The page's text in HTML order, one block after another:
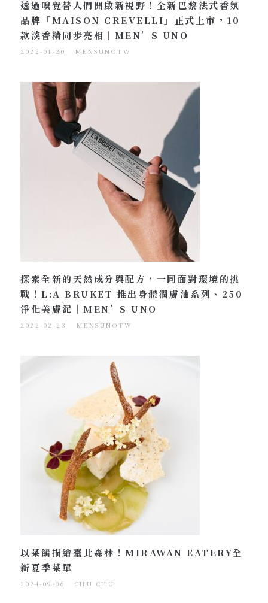
透過嗅覺替人們開啟新視野！全新巴黎法式香氛
品牌「MAISON CREVELLI」正式上市，10
款淡香精同步亮相｜MEN’S UNO
2022-01-20 MENSUNOTW
探索全新的天然成分與配方，一同面對環境的挑
戰！L:A BRUKET 推出身體潤膚油系列、250
淨化美膚泥｜MEN’S UNO
2022-02-23 MENSUNOTW
以菜餚描繪臺北森林！MIRAWAN EATERY全
新夏季菜單
2024-09-06 CHU CHU